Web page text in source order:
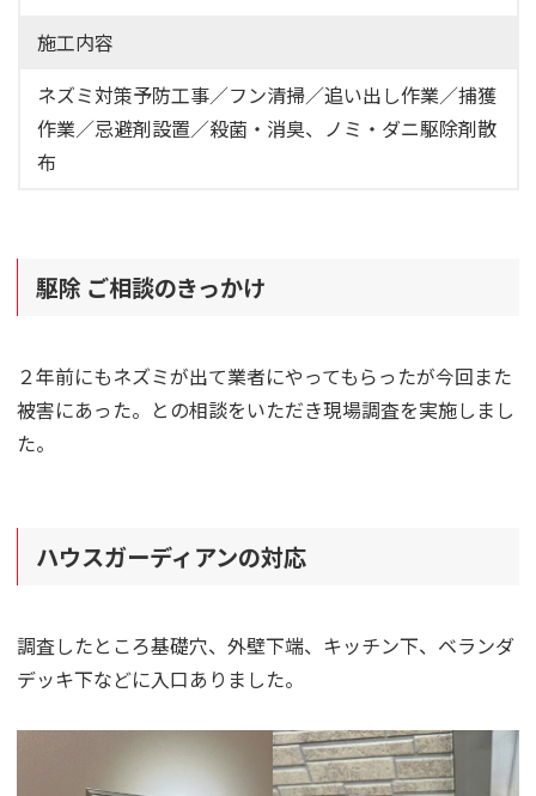
施工内容
ネズミ対策予防工事／フン清掃／追い出し作業／捕獲
作業／忌避剤設置／殺菌・消臭、ノミ・ダニ駆除剤散
布
駆除 ご相談のきっかけ
２年前にもネズミが出て業者にやってもらったが今回また
被害にあった。との相談をいただき現場調査を実施しまし
た。
ハウスガーディアンの対応
調査したところ基礎穴、外壁下端、キッチン下、ベランダ
デッキ下などに入口ありました。